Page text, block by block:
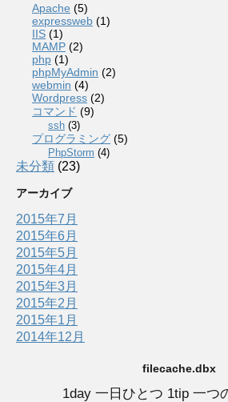
Apache (5)
expressweb (1)
IIS (1)
MAMP (2)
php (1)
phpMyAdmin (2)
webmin (4)
Wordpress (2)
コマンド (9)
ssh (3)
プログラミング (5)
PhpStorm (4)
未分類 (23)
アーカイブ
2015年7月
2015年6月
2015年5月
2015年4月
2015年3月
2015年2月
2015年1月
2014年12月
filecache.dbx
1day 一日ひとつ 1tip 一つ